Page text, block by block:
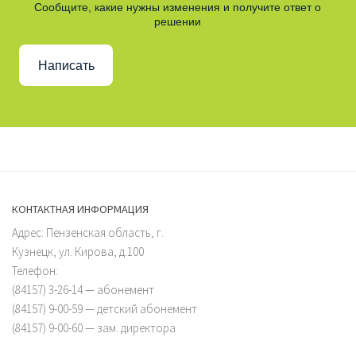
Сообщите, какие нужны изменения и получите ответ о
решении
Написать
КОНТАКТНАЯ ИНФОРМАЦИЯ
Адрес: Пензенская область, г.
Кузнецк, ул. Кирова, д.100
Телефон:
(84157) 3-26-14 — абонемент
(84157) 9-00-59 — детский абонемент
(84157) 9-00-60 — зам. директора